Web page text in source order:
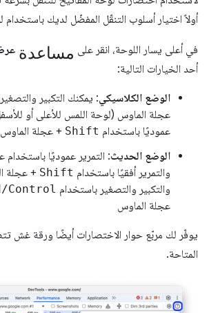
أولاً اختيار أسلوب التنقّل المفضّل لديك باستخدام
في أعلى يسار اللوحة، انقر على مساعدة
أحد الخيارات التالية:
الوضع الكلاسيكي: يمكنك التكبير
عجلة الماوس (لوحة اللمس للأعلى أو
عموديًا باستخدام Shift + عجلة
الوضع الحديث: التمرير عموديًا باستخدام
والتمرير أفقيًا باستخدام Shift + عجلة
والتكبير والتصغير باستخدام Control
عجلة الماوس
يوفّر لك مربّع حوار الاختصارات أيضًا ورقة غش
المتاحة.